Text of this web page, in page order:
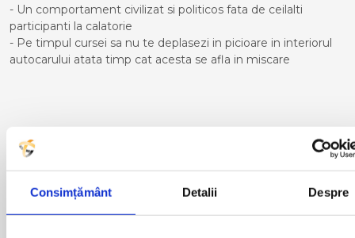
Consimțământ Detalii Despre
- Un comportament civilizat si politicos fata de ceilalti
participanti la calatorie
- Pe timpul cursei sa nu te deplasezi in picioare in interiorul
autocarului atata timp cat acesta se afla in miscare
Curse din Romania catre
MILANO:
ACAS
AIUD
LUGOJ
MEDGIDIA